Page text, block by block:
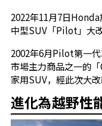
2022年11月7日
中型SUV「Pilot」大改
2002年6月Pilot第一
市場主力商品之一的
家用SUV，經此次大
進化為越野性